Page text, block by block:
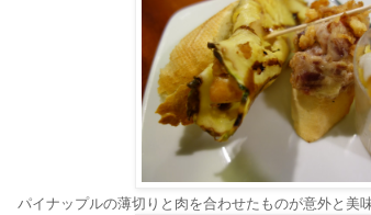
パイナップルの薄切りと肉を合わせたものが意外と美